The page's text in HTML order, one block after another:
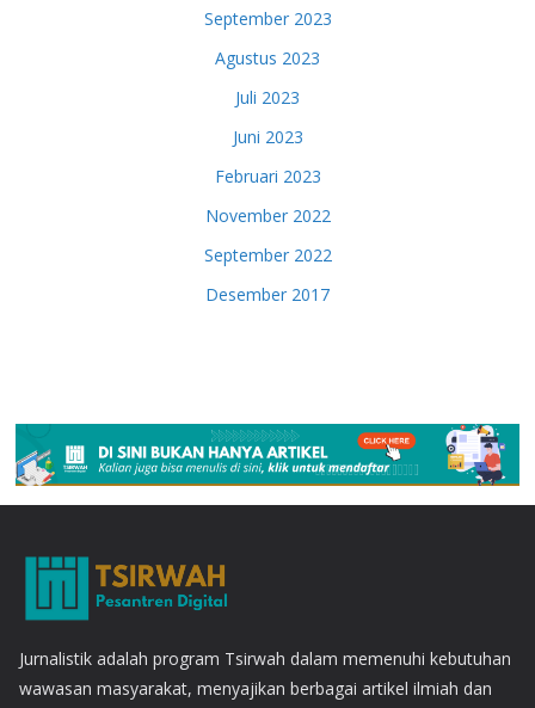
September 2023
Agustus 2023
Juli 2023
Juni 2023
Februari 2023
November 2022
September 2022
Desember 2017
Jurnalistik adalah program Tsirwah dalam memenuhi kebutuhan
wawasan masyarakat, menyajikan berbagai artikel ilmiah dan